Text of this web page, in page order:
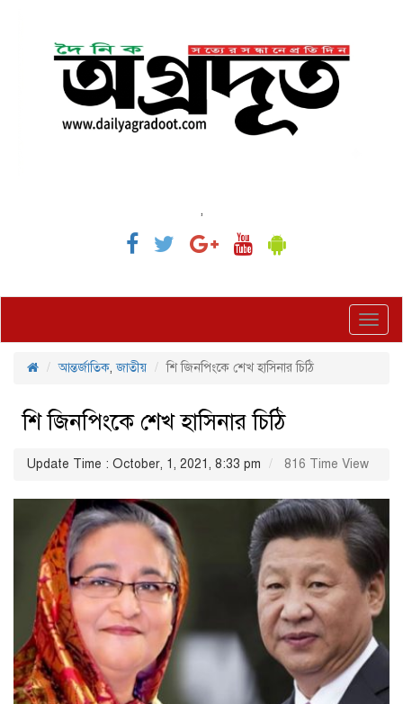
,
আন্তর্জাতিক,জাতীয় শি জিনপিংকে শেখ হাসিনার চিঠি
শি জিনপিংকে শেখ হাসিনার চিঠি
Update Time : October, 1, 2021, 8:33 pm 816 Time View